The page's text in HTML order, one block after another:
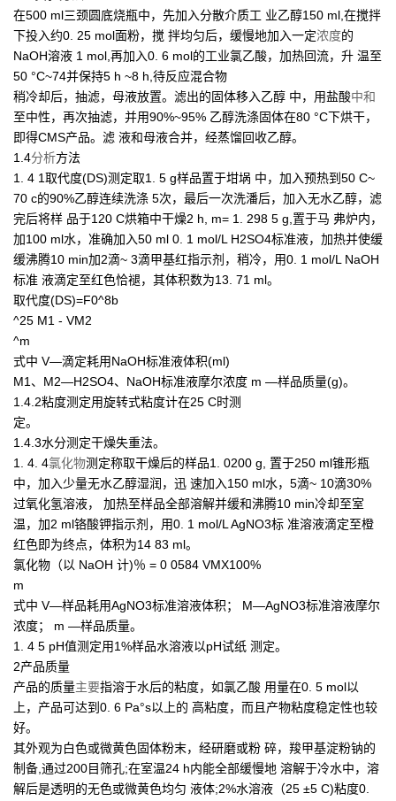
在500 ml三颈圆底烧瓶中，先加入分散介质工 业乙醇150 ml,在搅拌
下投入约0. 25 mol面粉，搅 拌均匀后，缓慢地加入一定浓度的
NaOH溶液 1 mol,再加入0. 6 mol的工业氯乙酸，加热回流，升 温至
50 °C~74并保持5 h ~8 h,待反应混合物
稍冷却后，抽滤，母液放置。滤出的固体移入乙醇 中，用盐酸中和
至中性，再次抽滤，并用90%~95% 乙醇洗涤固体在80 °C下烘干，
即得CMS产品。滤 液和母液合并，经蒸馏回收乙醇。
1.4分析方法
1. 4 1取代度(DS)测定取1. 5 g样品置于坩埚 中，加入预热到50 C~
70 c的90%乙醇连续洗涤 5次，最后一次洗潘后，加入无水乙醇，滤
完后将样 品于120 C烘箱中干燥2 h, m= 1. 298 5 g,置于马 弗炉内，
加100 ml水，准确加入50 ml 0. 1 mol/L H2SO4标准液，加热并使缓
缓沸腾10 min加2滴~ 3滴甲基红指示剂，稍冷，用0. 1 mol/L NaOH
标准 液滴定至红色恰褪，其体积数为13. 71 ml。
取代度(DS)=F0^8b
^25 M1 - VM2
^m
式中 V—滴定耗用NaOH标准液体积(ml)
M1、M2—H2SO4、NaOH标准液摩尔浓度 m —样品质量(g)。
1.4.2粘度测定用旋转式粘度计在25 C时测
定。
1.4.3水分测定干燥失重法。
1. 4. 4氯化物测定称取干燥后的样品1. 0200 g, 置于250 ml锥形瓶
中，加入少量无水乙醇湿润，迅 速加入150 ml水，5滴~ 10滴30%
过氧化氢溶液， 加热至样品全部溶解并缓和沸腾10 min冷却至室
温，加2 ml铬酸钾指示剂，用0. 1 mol/L AgNO3标 准溶液滴定至橙
红色即为终点，体积为14 83 ml。
氯化物（以 NaOH 计)％ = 0 0584 VMX100%
m
式中 V—样品耗用AgNO3标准溶液体积； M—AgNO3标准溶液摩尔
浓度； m —样品质量。
1. 4 5 pH值测定用1%样品水溶液以pH试纸 测定。
2产品质量
产品的质量主要指溶于水后的粘度，如氯乙酸 用量在0. 5 mol以
上，产品可达到0. 6 Pa°s以上的 高粘度，而且产物粘度稳定性也较
好。
其外观为白色或微黄色固体粉末，经研磨或粉 碎，羧甲基淀粉钠的
制备,通过200目筛孔;在室温24 h内能全部缓慢地 溶解于冷水中，溶
解后是透明的无色或微黄色均匀 液体;2%水溶液（25 ±5 C)粘度0.